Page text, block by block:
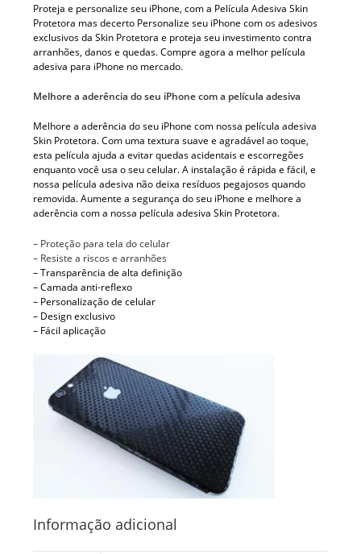
Proteja e personalize seu iPhone, com a Película Adesiva Skin
Protetora mas decerto Personalize seu iPhone com os adesivos
exclusivos da Skin Protetora e proteja seu investimento contra
arranhões, danos e quedas. Compre agora a melhor película
adesiva para iPhone no mercado.
Melhore a aderência do seu iPhone com a película adesiva
Melhore a aderência do seu iPhone com nossa película adesiva
Skin Protetora. Com uma textura suave e agradável ao toque,
esta película ajuda a evitar quedas acidentais e escorregões
enquanto você usa o seu celular. A instalação é rápida e fácil, e
nossa película adesiva não deixa resíduos pegajosos quando
removida. Aumente a segurança do seu iPhone e melhore a
aderência com a nossa película adesiva Skin Protetora.
– Proteção para tela do celular
– Resiste a riscos e arranhões
– Transparência de alta definição
– Camada anti-reflexo
– Personalização de celular
– Design exclusivo
– Fácil aplicação
Informação adicional